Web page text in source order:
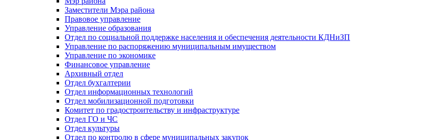
Заместители Мэра района
Правовое управление
Управление образования
Отдел по социальной поддержке населения и обеспечения деятельности КДНиЗП
Управление по распоряжению муниципальным имуществом
Управление по экономике
Финансовое управление
Архивный отдел
Отдел бухгалтерии
Отдел информационных технологий
Отдел мобилизационной подготовки
Комитет по градостроительству и инфраструктуре
Отдел ГО и ЧС
Отдел культуры
Отдел по контролю в сфере муниципальных закупок